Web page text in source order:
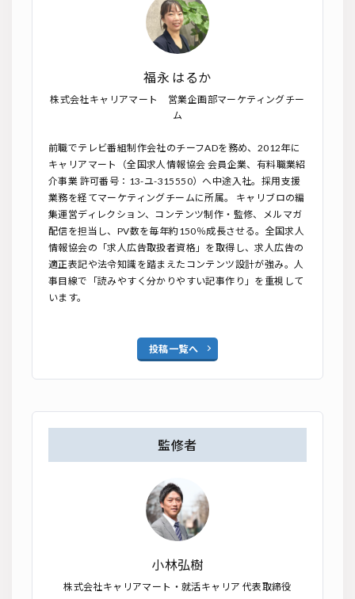
福永 はるか
株式会社キャリアマート 営業企画部マーケティングチー
ム
前職でテレビ番組制作会社のチーフADを務め、2012年に
キャリアマート（全国求人情報協会 会員企業、有料職業紹
介事業 許可番号：13-ユ-315550）へ中途入社。採用支援
業務を経てマーケティングチームに所属。 キャリブロの編
集運営ディレクション、コンテンツ制作・監修、メルマガ
配信を担当し、PV数を毎年約150％成長させる。全国求人
情報協会の「求人広告取扱者資格」を取得し、求人広告の
適正表記や法令知識を踏まえたコンテンツ設計が強み。人
事目線で「読みやすく分かりやすい記事作り」を重視して
います。
投稿一覧へ
監修者
小林弘樹
株式会社キャリアマート・就活キャリア 代表取締役